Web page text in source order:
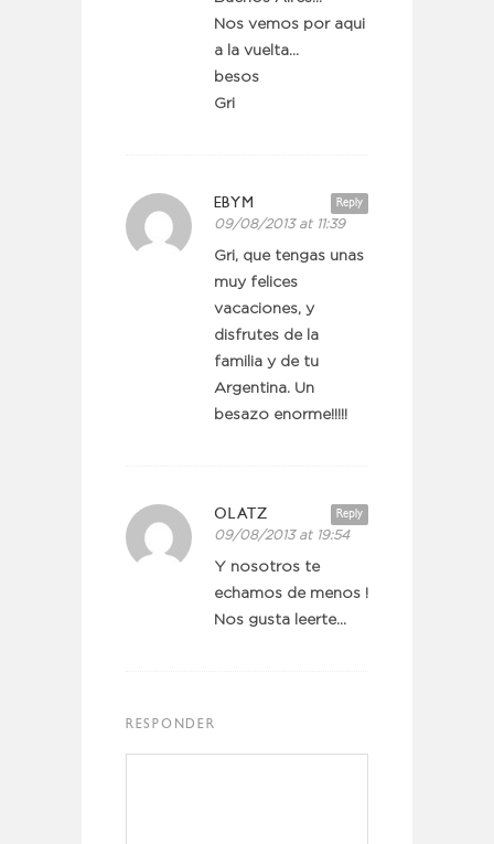
Nos vemos por aqui
a la vuelta…
besos
Gri
Reply
EBYM
09/08/2013 at 11:39
Gri, que tengas unas
muy felices
vacaciones, y
disfrutes de la
familia y de tu
Argentina. Un
besazo enorme!!!!!
Reply
OLATZ
09/08/2013 at 19:54
Y nosotros te
echamos de menos !
Nos gusta leerte…
RESPONDER